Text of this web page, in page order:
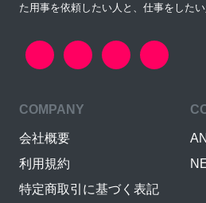
た用事を依頼したい人と、仕事をした
COMPANY
会社概要
利用規約
特定商取引に基づく表記